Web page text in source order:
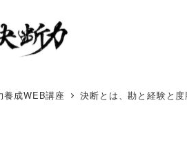
養成WEB講座 決断とは、勘と経験と度